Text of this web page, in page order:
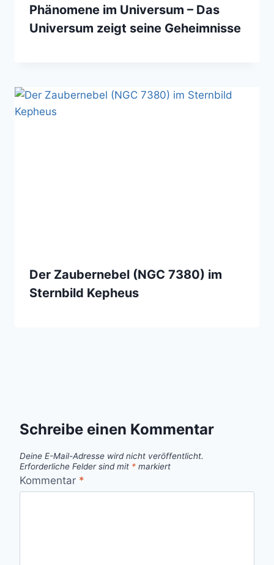
Phänomene im Universum – Das
Universum zeigt seine Geheimnisse
Der Zaubernebel (NGC 7380) im
Sternbild Kepheus
Schreibe einen Kommentar
Deine E-Mail-Adresse wird nicht veröffentlicht.
Erforderliche Felder sind mit * markiert
Kommentar *